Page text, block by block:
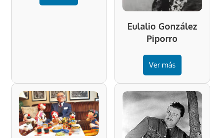
Eulalio González
Piporro
Ver más